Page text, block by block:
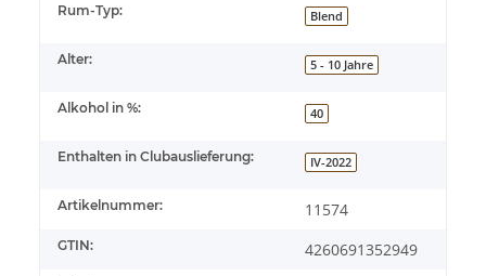
Rum-Typ: Blend
Alter: 5 - 10 Jahre
Alkohol in %: 40
Enthalten in Clubauslieferung: IV-2022
Artikelnummer: 11574
GTIN: 4260691352949